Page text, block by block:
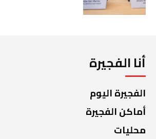
أنا الفجيرة
الفجيرة اليوم
أماكن الفجيرة
محليات